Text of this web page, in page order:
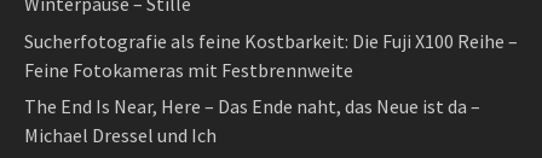
Sucherfotografie als feine Kostbarkeit: Die Fuji X100 Reihe –
Feine Fotokameras mit Festbrennweite
The End Is Near, Here – Das Ende naht, das Neue ist da –
Michael Dressel und Ich